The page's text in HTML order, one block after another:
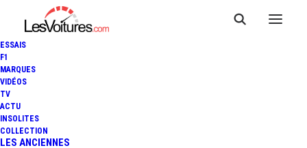
ESSAIS
F1
MARQUES
VIDÉOS
TV
ACTU
INSOLITES
COLLECTION
LES ANCIENNESAPEX AP-0 : RADICALE